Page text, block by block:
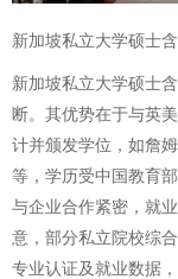
新加坡私立大学硕士
新加坡私立大学硕士
断。其优势在于与英
计并颁发学位，如詹
等，学历受中国教育
与企业合作紧密，就
意，部分私立院校综
专业认证及就业数据